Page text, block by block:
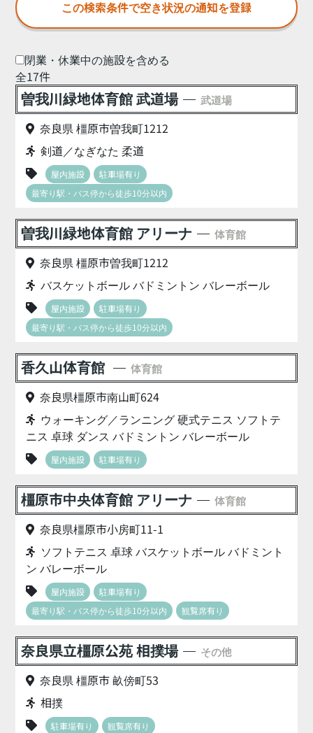
閉業・休業中の施設を含める
全17件
曽我川緑地体育館 武道場 武道場
奈良県 橿原市曽我町1212
剣道／なぎなた 柔道
屋内施設
駐車場有り
最寄り駅・バス停から徒歩10分以内
曽我川緑地体育館 アリーナ 体育館
奈良県 橿原市曽我町1212
バスケットボール バドミントン バレーボール
屋内施設
駐車場有り
最寄り駅・バス停から徒歩10分以内
香久山体育館 体育館
奈良県橿原市南山町624
ウォーキング／ランニング 硬式テニス ソフトテ
ニス 卓球 ダンス バドミントン バレーボール
屋内施設 駐車場有り
橿原市中央体育館 アリーナ 体育館
奈良県橿原市小房町11-1
ソフトテニス 卓球 バスケットボール バドミント
ン バレーボール
屋内施設
駐車場有り
最寄り駅・バス停から徒歩10分以内
観覧席有り
奈良県立橿原公苑 相撲場 その他
奈良県 橿原市 畝傍町53
相撲
駐車場有り 観覧席有り